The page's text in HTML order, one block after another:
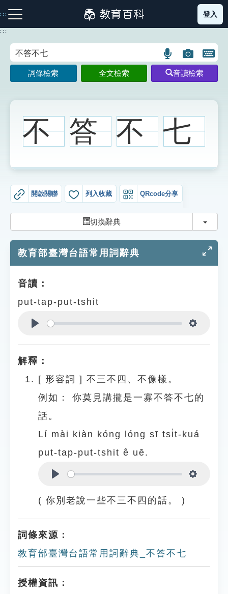
到
主
:::
注音索引圖示 筆畫索引圖示 部首索引表圖示
生字詞彙表
知識索引
遊戲專區
貓頭鷹博士
登入
:::
語
言
搜
示
圖
片
搜
示
開
鍵
圖
詞條檢索 全文檢索 音讀檢索
不 答 不 七
開啟關聯 列入收藏 QRcode分享
切換辭典 切換
教育部臺灣台語常用詞辭典
音讀：
put-tap-put-tshit
解釋：
[ 形容詞 ] 不三不四、不像樣。
例如：
你莫見講攏是一寡不答不七的
話。
Lí mài kiàn kóng lóng sī tsi̍t-kuá
put-tap-put-tshit ê uē.
( 你別老說一些不三不四的話。 )
詞條來源：
教育部臺灣台語常用詞辭典_不答不七
授權資訊：